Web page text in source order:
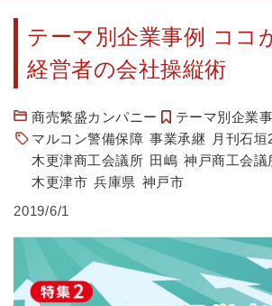
テーマ別企業事例 ココ
経営者の会社操縦術
商売繁盛カンパニー
テーマ別企業
マルコン警備保障 事業承継 月刊石
木更津商工会議所 田嶋 神戸商工会議
木更津市 兵庫県 神戸市
2019/6/1